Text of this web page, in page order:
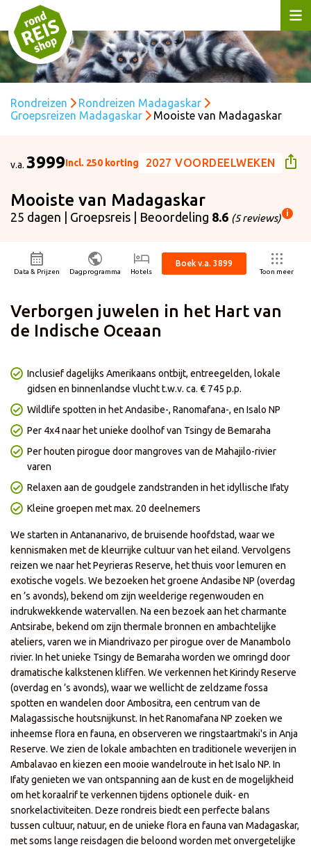
Rondreizen
Rondreizen Madagaskar
Groepsreizen Madagaskar
Mooiste van Madagaskar
v.a. 3999Incl. 250 korting
i
2027 VOORDEELWEKEN
Mooiste van Madagaskar
25 dagen | Groepsreis | Beoordeling 8.6 (5 reviews)
11-09-2026
25 dagen
- Enkel geldig voor nieuwe boekingen met vertrek in 2027
- Korting is niet geldig bij het afnemen van enkel het reisgedeelte
- Korting is niet geldig op onze zelf samenstellen reizen
- Prijzen en kortingen kunnen dagelijks verschillen per reis of
- De actie loopt t/m 18 augustus
Data & Prijzen Dagprogramma Hotels
Boek v.a. 3899
Toon meer
Verborgen juwelen in het Hart van
de Indische Oceaan
Inclusief dagelijks Amerikaans ontbijt, entreegelden, lokale
gidsen en binnenlandse vlucht t.w.v. ca. € 745 p.p.
Wildlife spotten in het Andasibe-, Ranomafana-, en Isalo NP
Per 4x4 naar het unieke doolhof van Tsingy de Bemaraha
Per houten pirogue door mangroves van de Mahajilo-rivier
varen
Relaxen aan de goudgele zandstranden in het idyllische Ifaty
Kleine groepen met max. 20 deelnemers
We starten in Antananarivo, de bruisende hoofdstad, waar we
kennismaken met de kleurrijke cultuur van het eiland. Vervolgens
reizen we naar het Peyrieras Reserve, het thuis voor lemuren en
exotische vogels. We bezoeken het groene Andasibe NP (overdag
en ’s avonds), bekend om zijn weelderige regenwouden en
indrukwekkende watervallen. Na een bezoek aan het charmante
Antsirabe, bekend om zijn thermale bronnen en ambachtelijke
ateliers, varen we in Miandrivazo per pirogue over de Manambolo
rivier. In het unieke Tsingy de Bemaraha worden we omringd door
dramatische kalkstenen kliffen. We verkennen het Kirindy Reserve
(overdag en ’s avonds), waar we wellicht de zeldzame fossa
spotten en wandelen door Ambositra, een centrum van de
Malagassische houtsnijkunst. In het Ranomafana NP zoeken we
inheemse flora en fauna, en observeren we ringstaartmaki's in Anja
Reserve. We zien de lokale ambachten en traditionele weverijen in
Ambalavao en kiezen een mooie wandelroute in het Isalo NP. In
Ifaty genieten we van ontspanning aan de kust en de mogelijkheid
om het koraalrif te verkennen tijdens optionele duik- en
snorkelactiviteiten. Deze rondreis biedt een perfecte balans
tussen cultuur, natuur, en de unieke flora en fauna van Madagaskar,
met soms lange reisdagen die beloond worden met onvergetelijke